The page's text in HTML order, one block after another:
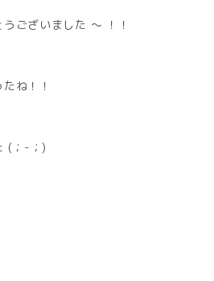
ございました 〜 ！！
ね！！
(；-；)